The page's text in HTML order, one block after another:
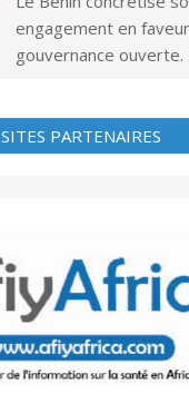
engagement en faveur
gouvernance ouverte.
SITES PARTENAIRES